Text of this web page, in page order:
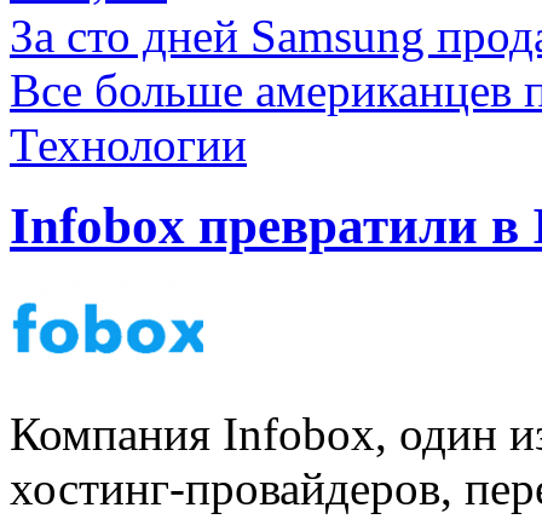
За сто дней Samsung
Все больше американцев
Технологии
Infobox превратили
Компания Infobox, один
хостинг-провайдеров,